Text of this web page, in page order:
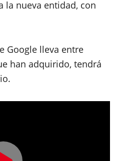
la nueva entidad, con
Google lleva entre
han adquirido, tendrá
.